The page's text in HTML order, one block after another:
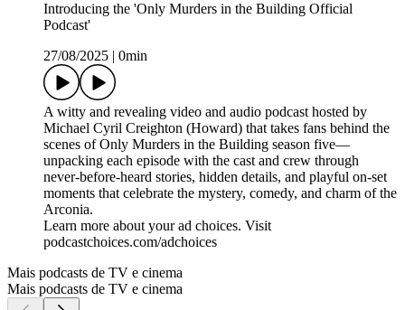
Introducing the 'Only Murders in the Building Official
Podcast'
27/08/2025
0min
A witty and revealing video and audio podcast hosted by
Michael Cyril Creighton (Howard) that takes fans behind the
scenes of Only Murders in the Building season five—
unpacking each episode with the cast and crew through
never-before-heard stories, hidden details, and playful on-set
moments that celebrate the mystery, comedy, and charm of the
Arconia.
Learn more about your ad choices. Visit
podcastchoices.com/adchoices
Mais podcasts de TV e cinema
Mais podcasts de TV e cinema